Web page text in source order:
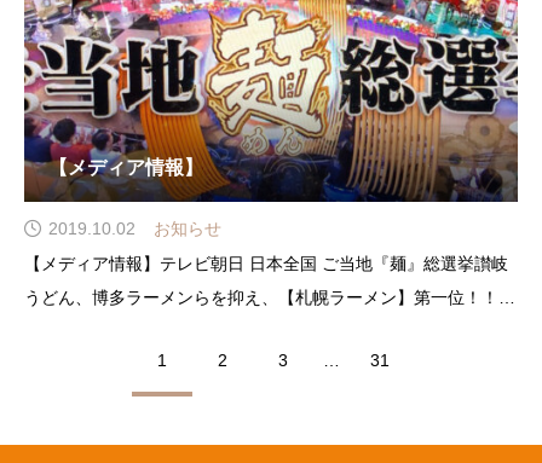
【メディア情報】
2019.10.02
お知らせ
【メディア情報】テレビ朝日 日本全国 ご当地『麺』総選挙讃岐
うどん、博多ラーメンらを抑え、【札幌ラーメン】第一位！！お
1
2 3 … 31